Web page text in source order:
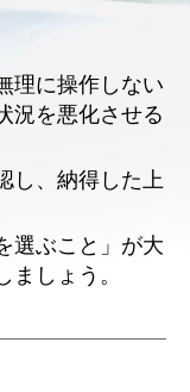
理に操作しない
況を悪化させる
し、納得した上
選ぶこと」が大
しょう。